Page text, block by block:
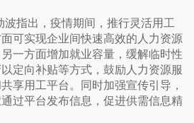
波指出，疫情期间，推行灵活用工
可实现企业间快速高效的人力资源
一方面增加就业容量，缓解临时性
定向补贴等方式，鼓励人力资源服
享用工平台。同时加强宣传引导，
过平台发布信息，促进供需信息精